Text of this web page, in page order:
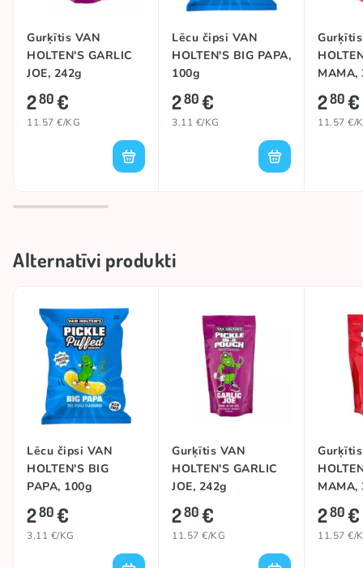
Gurķītis VAN
HOLTEN'S GARLIC
JOE, 242g
280€
11.57 €/KG
Lēcu čipsi VAN
HOLTEN'S BIG PAPA,
100g
280€
3.11 €/KG
MAMA,
280€
11.57 €/
Alternatīvi produkti
Lēcu čipsi VAN
HOLTEN'S BIG
PAPA, 100g
280€
3.11 €/KG
Gurķītis VAN
HOLTEN'S GARLIC
JOE, 242g
280€
11.57 €/KG
MAMA,
280€
11.57 €/